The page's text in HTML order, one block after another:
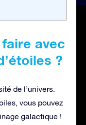
avec
?
de l’univers.
vous pouvez
galactique !